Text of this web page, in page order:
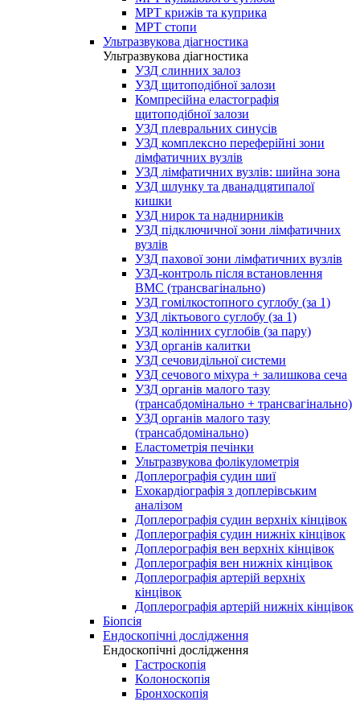
МРТ крижів та куприка
МРТ стопи
Ультразвукова діагностика
Ультразвукова діагностика
УЗД слинних залоз
УЗД щитоподібної залози
Компресійна еластографія
щитоподібної залози
УЗД плевральних синусів
УЗД комплексно переферійні зони
лімфатичних вузлів
УЗД лімфатичних вузлів: шийна зона
УЗД шлунку та дванадцятипалої
кишки
УЗД нирок та наднирників
УЗД підключичної зони лімфатичних
вузлів
УЗД пахової зони лімфатичних вузлів
УЗД-контроль після встановлення
ВМС (трансвагінально)
УЗД гомілкостопного суглобу (за 1)
УЗД ліктьового суглобу (за 1)
УЗД колінних суглобів (за пару)
УЗД органів калитки
УЗД сечовидільної системи
УЗД сечового міхура + залишкова сеча
УЗД органів малого тазу
(трансабдомінально + трансвагінально)
УЗД органів малого тазу
(трансабдомінально)
Еластометрія печінки
Ультразвукова фолікулометрія
Доплерографія судин шиї
Ехокардіографія з доплерівським
аналізом
Доплерографія судин верхніх кінцівок
Доплерографія судин нижніх кінцівок
Доплерографія вен верхніх кінцівок
Доплерографія вен нижніх кінцівок
Доплерографія артерій верхніх
кінцівок
Доплерографія артерій нижніх кінцівок
Біопсія
Ендоскопічні дослідження
Ендоскопічні дослідження
Гастроскопія
Колоноскопія
Бронхоскопія